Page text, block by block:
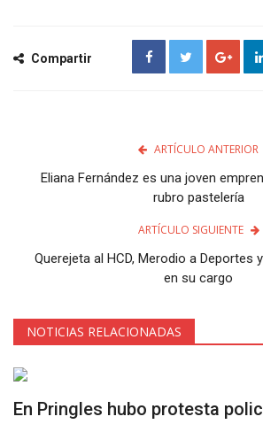
Compartir
ARTÍCULO ANTERIOR
Eliana Fernández es una joven
rubro pastelería
ARTÍCULO SIGUIENTE
Querejeta al HCD, Merodio a Deportes
en su cargo
NOTICIAS RELACIONADAS
En Pringles hubo protesta